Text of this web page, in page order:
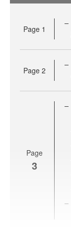
Page 1
Page 2
Page
3